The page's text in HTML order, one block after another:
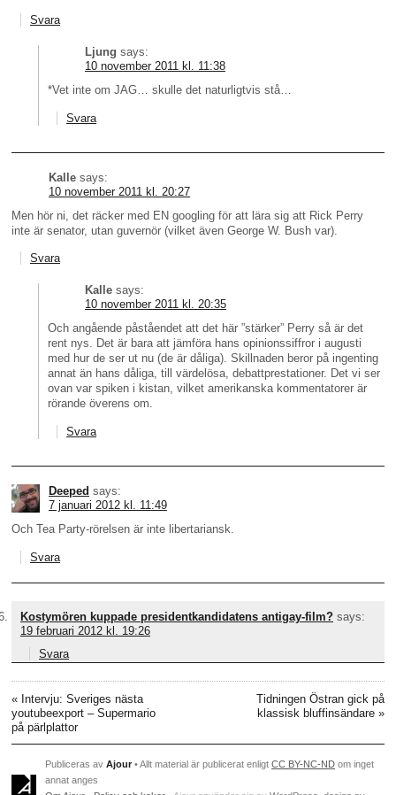
Svara
Ljung says:
10 november 2011 kl. 11:38
*Vet inte om JAG… skulle det naturligtvis stå…
Svara
Kalle says:
10 november 2011 kl. 20:27
Men hör ni, det räcker med EN googling för att lära sig att Rick Perry
inte är senator, utan guvernör (vilket även George W. Bush var).
Svara
Kalle says:
10 november 2011 kl. 20:35
Och angående påståendet att det här ”stärker” Perry så är det
rent nys. Det är bara att jämföra hans opinionssiffror i augusti
med hur de ser ut nu (de är dåliga). Skillnaden beror på ingenting
annat än hans dåliga, till värdelösa, debattprestationer. Det vi ser
ovan var spiken i kistan, vilket amerikanska kommentatorer är
rörande överens om.
Svara
Deeped says:
7 januari 2012 kl. 11:49
Och Tea Party-rörelsen är inte libertariansk.
Svara
Kostymören kuppade presidentkandidatens antigay-film? says:
19 februari 2012 kl. 19:26
Svara
« Intervju: Sveriges nästa
youtubeexport – Supermario
på pärlplattor
Tidningen Östran gick på
klassisk bluffinsändare »
Publiceras av Ajour • Allt material är publicerat enligt CC BY-NC-ND om inget
annat anges